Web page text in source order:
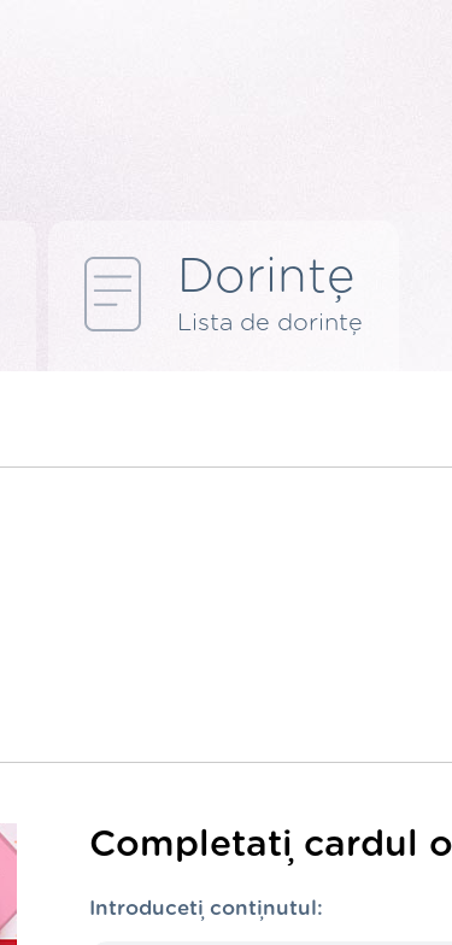
Dorințe
Lista de dorințe
Completați cardul
Introduceți conținutul: